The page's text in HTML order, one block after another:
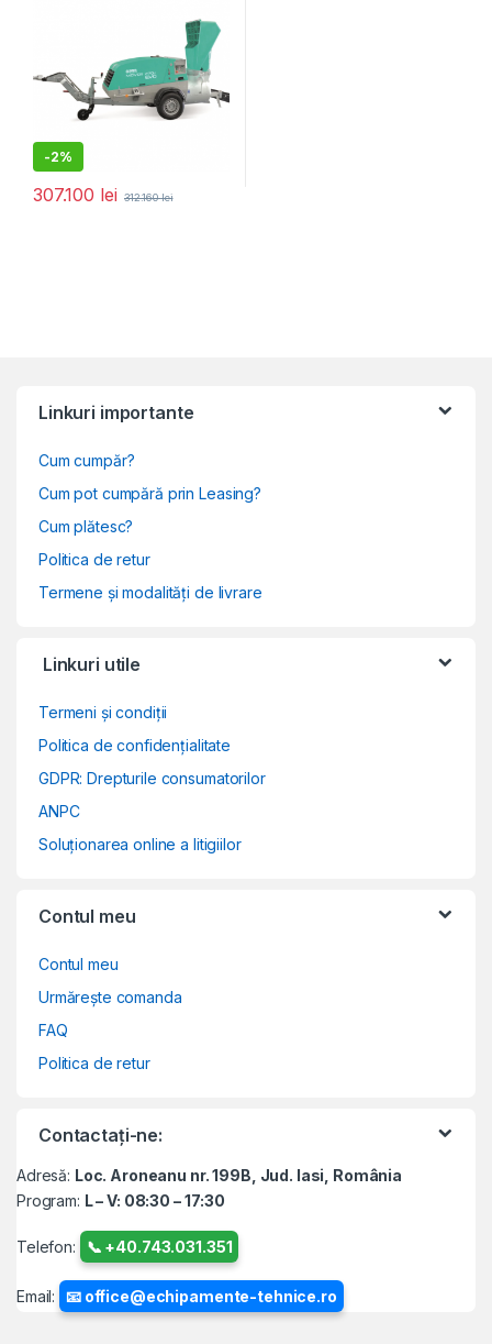
-2%
307.100 lei 312.160lei
Linkuri importante
Cum cumpăr?
Cum pot cumpără prin Leasing?
Cum plătesc?
Politica de retur
Termene și modalități de livrare
Linkuri utile
Termeni și condiții
Politica de confidențialitate
GDPR: Drepturile consumatorilor
ANPC
Soluționarea online a litigiilor
Contul meu
Contul meu
Urmărește comanda
FAQ
Politica de retur
Contactați-ne:
Adresă: Loc. Aroneanu nr. 199B, Jud. Iasi, România
Program: L – V: 08:30 – 17:30
Telefon: 📞 +40.743.031.351
Email: 📧 office@echipamente-tehnice.ro